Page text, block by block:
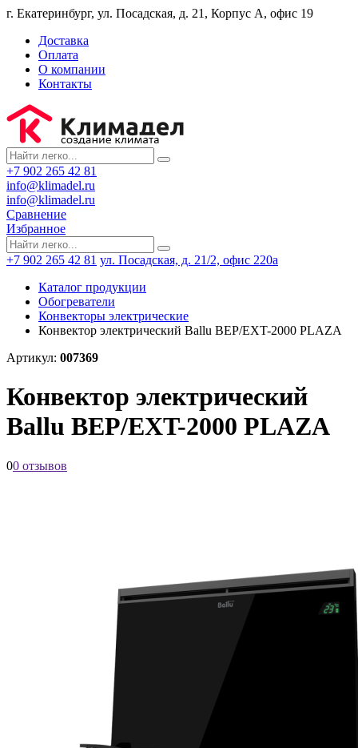
г. Екатеринбург, ул. Посадская, д. 21, Корпус А, офис 19
Доставка
Оплата
О компании
Контакты
+7 902 265 42 81
info@klimadel.ru
info@klimadel.ru
Сравнение
Избранное
+7 902 265 42 81 ул. Посадская, д. 21/2, офис 220а
Каталог продукции
Обогреватели
Конвекторы электрические
Конвектор электрический Ballu BEP/EXT-2000 PLAZA
Артикул: 007369
Конвектор электрический
Ballu BEP/EXT-2000 PLAZA
00 отзывов